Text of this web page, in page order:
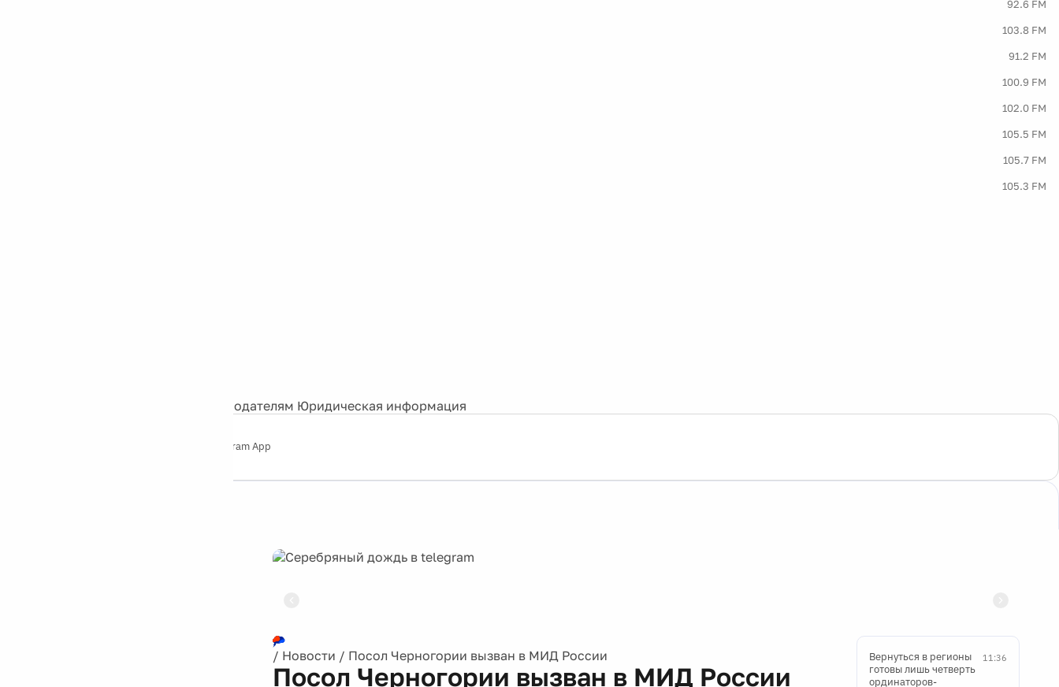
92.6 FM
103.8 FM
91.2 FM
100.9 FM
102.0 FM
105.5 FM
105.7 FM
105.3 FM
Рекламодателям Юридическая информация
Telegram App
/ Новости / Посол Черногории вызван в МИД России
Посол Черногории вызван в МИД России
11:36
Вернуться в регионы
готовы лишь четверть
ординаторов-